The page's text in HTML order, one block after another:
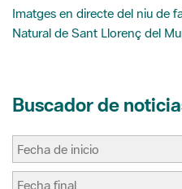
Imatges en directe del niu de
Natural de Sant Llorenç del
Buscador de